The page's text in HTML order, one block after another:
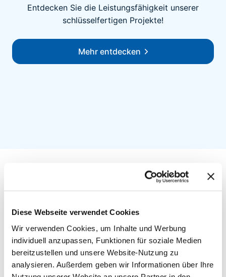
Diese Webseite verwendet Cookies
Wir verwenden Cookies, um Inhalte und Werbung
individuell anzupassen, Funktionen für soziale Medien
bereitzustellen und unsere Website-Nutzung zu
analysieren. Außerdem geben wir Informationen über Ihre
Entdecken Sie die Leistungsfähigkeit unserer
schlüsselfertigen Projekte!
Mehr entdecken
Branchen
Brugg Cables gestaltet bereits heute die
Energieverteilungsnetze von morgen. Mit uns
erhalten Sie ein komplettes
Energieverteilungssystem, das jeden Schritt